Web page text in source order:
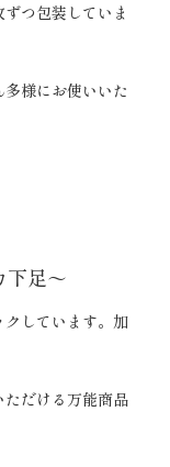
つ包装していま
様にお使いいた
下足～
しています。加
ただける万能商品